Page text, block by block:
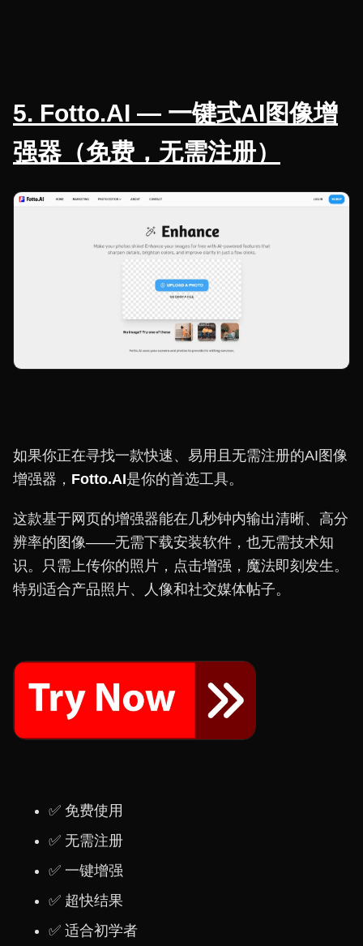
5. Fotto.AI — 一键式AI图像增
强器（免费，无需注册）
如果你正在寻找一款快速、易用且无需注册的AI图像
增强器， Fotto.AI是你的首选工具。
这款基于网页的增强器能在几秒钟内输出清晰、高分
辨率的图像——无需下载安装软件，也无需技术知
识。只需上传你的照片，点击增强，魔法即刻发生。
特别适合产品照片、人像和社交媒体帖子。
✅ 免费使用
✅ 无需注册
✅ 一键增强
✅ 超快结果
✅ 适合初学者